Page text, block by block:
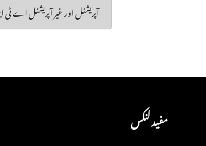
آپریشنل اور غیر آپریشنل اے ٹی
مفید لنکس